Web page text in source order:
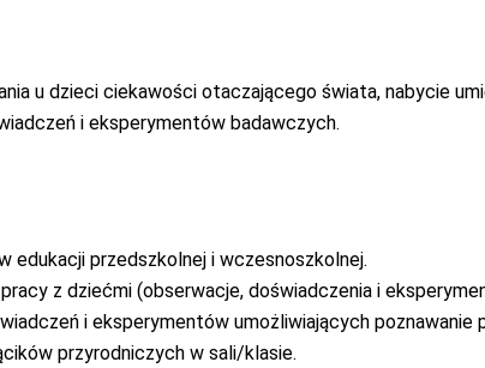
u dzieci ciekawości otaczającego świata, nabycie
i eksperymentów badawczych.
edukacji przedszkolnej i wczesnoszkolnej.
z dziećmi (obserwacje, doświadczenia i
i eksperymentów umożliwiających poznawanie
przyrodniczych w sali/klasie.